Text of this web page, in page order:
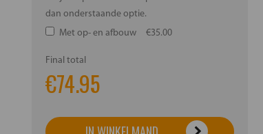
dan onderstaande optie.
Met op- en afbouw
€35.00
Final total
€74.95